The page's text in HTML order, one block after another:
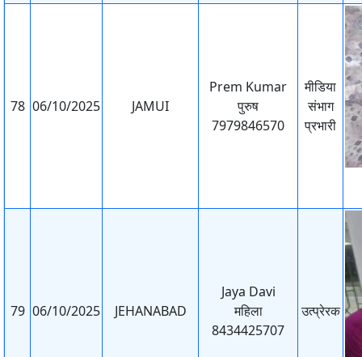
78 06/10/2025 JAMUI
Prem Kumar
पुरुष
7979846570
मीडिया
संभाग
प्रभारी
79 06/10/2025 JEHANABAD
Jaya Davi
महिला
8434425707
उत्प्रेरक